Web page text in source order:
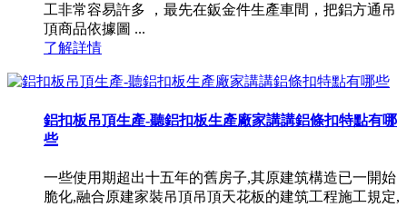
工非常容易許多 ，最先在鈑金件生產車間，把鋁方通吊
頂商品依據圖 ...
了解詳情
鋁扣板吊頂生產-聽鋁扣板生產廠家講講鋁條扣特點有哪
些
一些使用期超出十五年的舊房子,其原建筑構造已一開始
脆化,融合原建家裝吊頂吊頂天花板的建筑工程施工規定,